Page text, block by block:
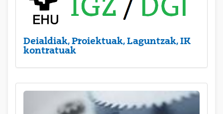
Deialdiak, Proiektuak, Laguntzak, IK
kontratuak